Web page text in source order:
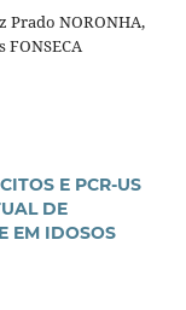
Prado NORONHA,
E PCR-US
DE
EM IDOSOS